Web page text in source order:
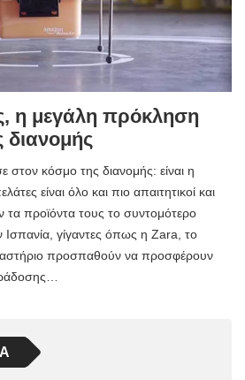
η μεγάλη πρόκληση
διανομής
στον κόσμο της διανομής: είναι η
είναι όλο και πιο απαιτητικοί και
προϊόντα τους το συντομότερο
Ισπανία, γίγαντες όπως η Zara, το
προσπαθούν να προσφέρουν